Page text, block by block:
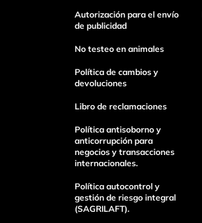
Enviar Comentario
Autorización para el envío
de publicidad
No testeo en animales
Política de cambios y
devoluciones
Libro de reclamaciones
Política antisoborno y
anticorrupción para
negocios y transacciones
internacionales.
Política autocontrol y
gestión de riesgo integral
(SAGRILAFT).